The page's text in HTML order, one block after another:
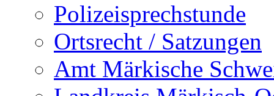
Polizeisprechstunde
Ortsrecht / Satzungen
Amt Märkische